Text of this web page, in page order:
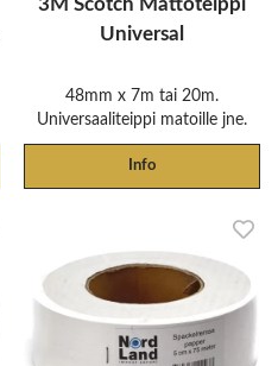
3M Scotch Mattoteippi
Universal
48mm x 7m tai 20m.
Universaaliteippi matoille jne.
Info